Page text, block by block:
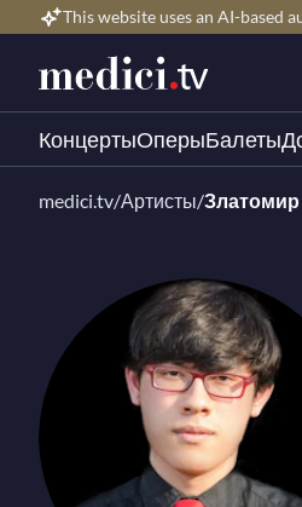
This website uses an AI-based
КонцертыОперыБалеты
medici.tv/Артисты/